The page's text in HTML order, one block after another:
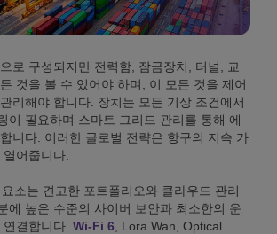
로 구성되지만 전력함, 잠금장치, 터널, 교
것을 볼 수 있어야 하며, 이 모든 것을 제어
리해야 합니다. 장치는 모든 기상 조건에서
이 필요하며 스마트 그리드 관리를 통해 에
니다. 이러한 글로벌 전략은 항구의 지속 가
어줍니다.
소는 견고한 포트폴리오와 클라우드 관리
에 높은 수준의 사이버 보안과 최소한의 운
결합니다. Wi-Fi 6 , Lora Wan, Optical